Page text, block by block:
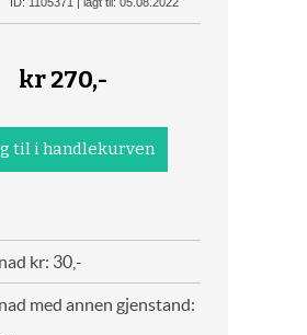
kr270,-
kr: 30,-
med annen gjenstand: